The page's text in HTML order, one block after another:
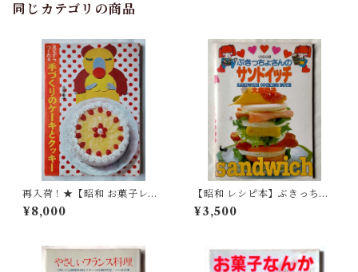
同じカテゴリの商品
再入荷！★【昭和 お菓子レシ
ピ本】見ながらつくれる手づ
くりのケーキとクッキー（昭
¥8,000
【昭和 レシピ本】ぶきっちょ
さんのサンドイッチ（昭和57
年）ONDORI
¥3,500